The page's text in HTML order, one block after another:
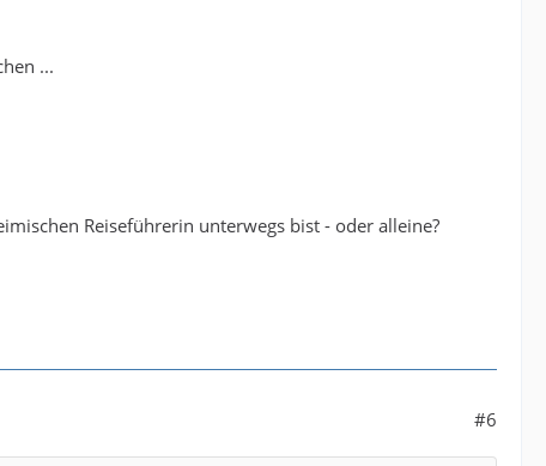
...
Reiseführerin unterwegs bist - oder alleine?
#6